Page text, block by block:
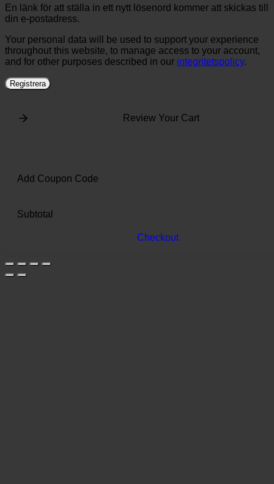
En länk för att ställa in ett nytt lösenord kommer att skickas till
din e-postadress.
Your personal data will be used to support your experience
throughout this website, to manage access to your account,
and for other purposes described in our integritetspolicy.
Registrera
Review Your Cart
Add Coupon Code
Subtotal
Checkout